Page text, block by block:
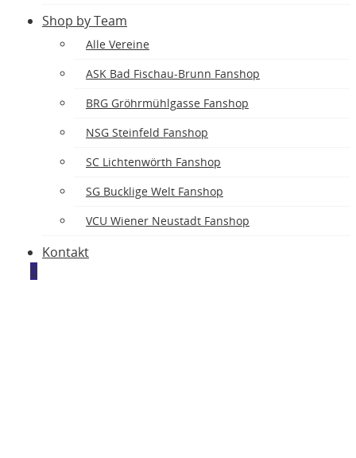
Shop by Team
Alle Vereine
ASK Bad Fischau-Brunn Fanshop
BRG Gröhrmühlgasse Fanshop
NSG Steinfeld Fanshop
SC Lichtenwörth Fanshop
SG Bucklige Welt Fanshop
VCU Wiener Neustadt Fanshop
Kontakt
0